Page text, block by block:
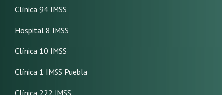
Clínica 94 IMSS
Hospital 8 IMSS
Clínica 10 IMSS
Clínica 1 IMSS Puebla
Clínica 222 IMSS